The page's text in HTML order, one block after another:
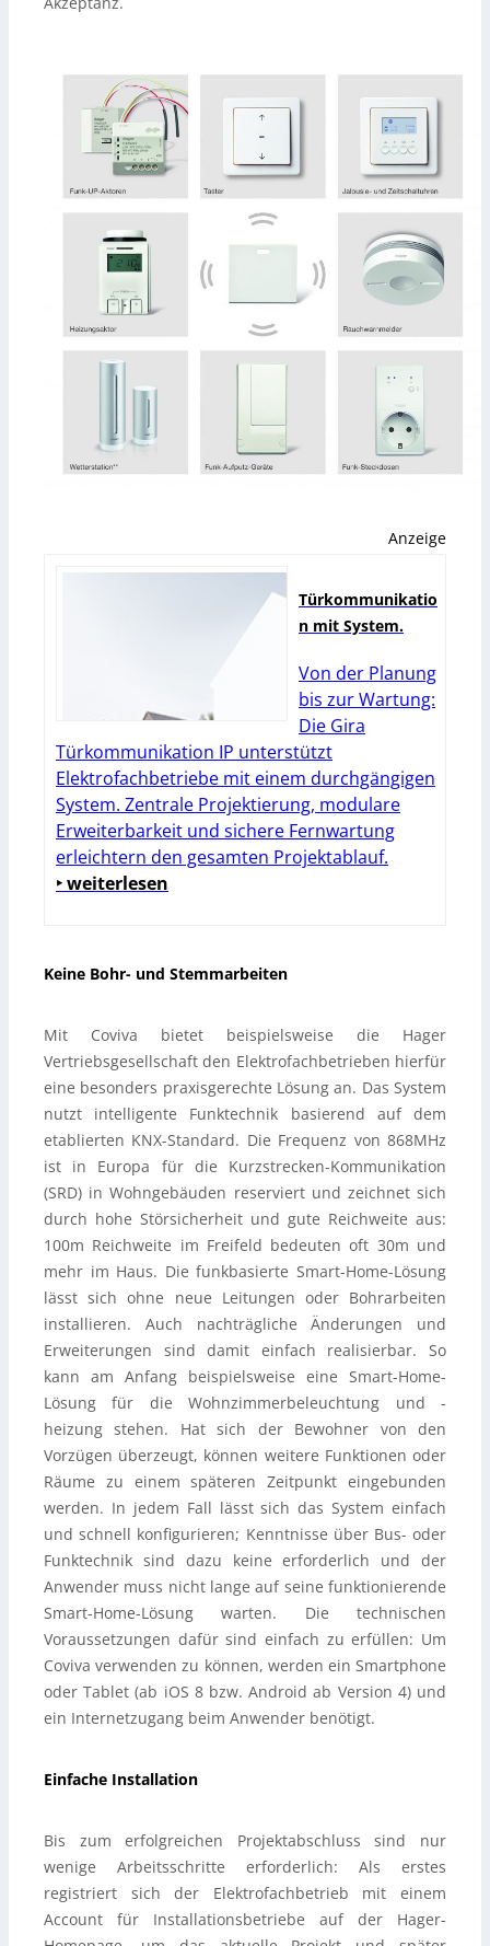
Anzeige
Türkommunikatio
n mit System.
Von der Planung
bis zur Wartung:
Die Gira
Türkommunikation IP unterstützt
Elektrofachbetriebe mit einem durchgängigen
System. Zentrale Projektierung, modulare
Erweiterbarkeit und sichere Fernwartung
erleichtern den gesamten Projektablauf.
‣ weiterlesen
Keine Bohr- und Stemmarbeiten
Mit Coviva bietet beispielsweise die Hager
Vertriebsgesellschaft den Elektrofachbetrieben hierfür
eine besonders praxisgerechte Lösung an. Das System
nutzt intelligente Funktechnik basierend auf dem
etablierten KNX-Standard. Die Frequenz von 868MHz
ist in Europa für die Kurzstrecken-Kommunikation
(SRD) in Wohngebäuden reserviert und zeichnet sich
durch hohe Störsicherheit und gute Reichweite aus:
100m Reichweite im Freifeld bedeuten oft 30m und
mehr im Haus. Die funkbasierte Smart-Home-Lösung
lässt sich ohne neue Leitungen oder Bohrarbeiten
installieren. Auch nachträgliche Änderungen und
Erweiterungen sind damit einfach realisierbar. So
kann am Anfang beispielsweise eine Smart-Home-
Lösung für die Wohnzimmerbeleuchtung und -
heizung stehen. Hat sich der Bewohner von den
Vorzügen überzeugt, können weitere Funktionen oder
Räume zu einem späteren Zeitpunkt eingebunden
werden. In jedem Fall lässt sich das System einfach
und schnell konfigurieren; Kenntnisse über Bus- oder
Funktechnik sind dazu keine erforderlich und der
Anwender muss nicht lange auf seine funktionierende
Smart-Home-Lösung warten. Die technischen
Voraussetzungen dafür sind einfach zu erfüllen: Um
Coviva verwenden zu können, werden ein Smartphone
oder Tablet (ab iOS 8 bzw. Android ab Version 4) und
ein Internetzugang beim Anwender benötigt.
Einfache Installation
Bis zum erfolgreichen Projektabschluss sind nur
wenige Arbeitsschritte erforderlich: Als erstes
registriert sich der Elektrofachbetrieb mit einem
Account für Installationsbetriebe auf der Hager-